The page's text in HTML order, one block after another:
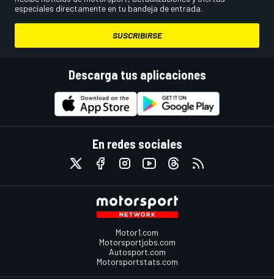
especiales directamente en tu bandeja de entrada.
SUSCRIBIRSE
Descarga tus aplicaciones
En redes sociales
Motor1.com
Motorsportjobs.com
Autosport.com
Motorsportstats.com